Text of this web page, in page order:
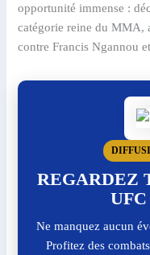
opportunité immense :
catégorie reine du MMA,
contre Francis Ngannou
REGARDEZ
Ne manquez aucun
Profitez des